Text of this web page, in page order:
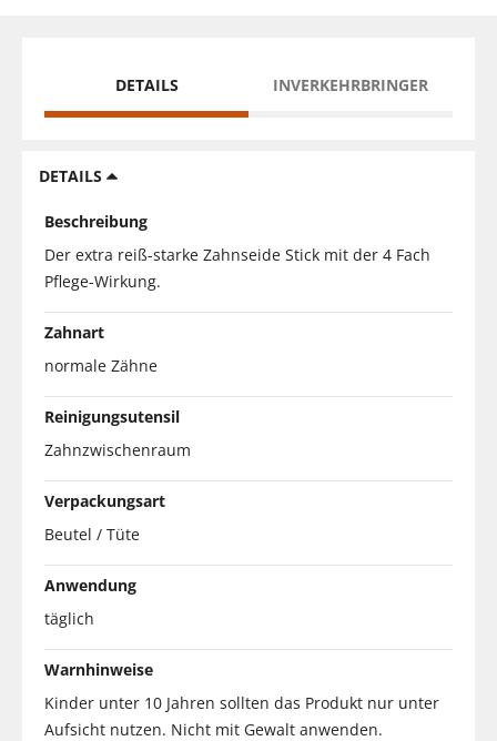
DETAILS INVERKEHRBRINGER
DETAILS
Beschreibung
Der extra reiß-starke Zahnseide Stick mit der 4 Fach
Pflege-Wirkung.
Zahnart
normale Zähne
Reinigungsutensil
Zahnzwischenraum
Verpackungsart
Beutel / Tüte
Anwendung
täglich
Warnhinweise
Kinder unter 10 Jahren sollten das Produkt nur unter
Aufsicht nutzen. Nicht mit Gewalt anwenden.